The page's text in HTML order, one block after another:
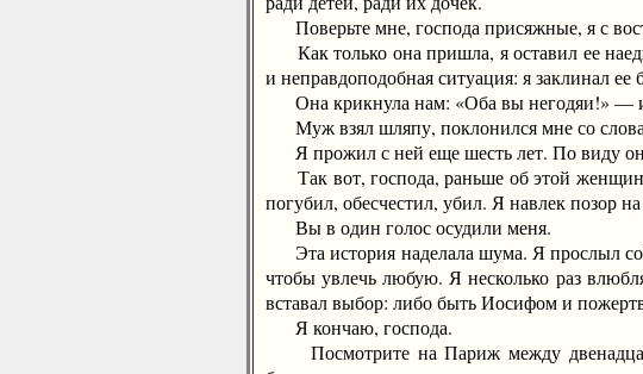
Поверьте мне, господа присяжные, я с
Как только она пришла, я оставил ее
и неправдоподобная ситуация: я заклинал
Она крикнула нам: «Оба вы негодяи!» —
Муж взял шляпу, поклонился мне со
Я прожил с ней еще шесть лет. По виду
Так вот, господа, раньше об этой женщине
погубил, обесчестил, убил. Я навлек позор
Вы в один голос осудили меня.
Эта история наделала шума. Я прослыл
чтобы увлечь любую. Я несколько раз
вставал выбор: либо быть Иосифом и
Я кончаю, господа.
Посмотрите на Париж между